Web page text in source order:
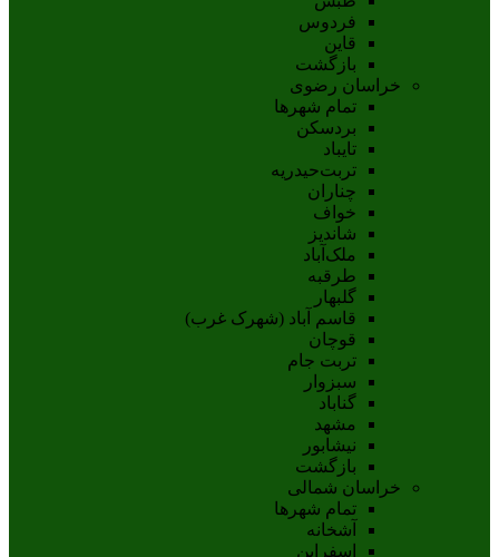
فردوس
قاين
بازگشت
خراسان رضوی
تمام شهر‌ها
بردسکن
تایباد
تربت‌حیدریه
چناران
خواف
شاندیز
ملک‌آباد
طرقبه
گلبهار
قاسم آباد (شهرک غرب)
قوچان
تربت جام
سبزوار
گناباد
مشهد
نيشابور
بازگشت
خراسان شمالی
تمام شهر‌ها
آشخانه
اسفراين